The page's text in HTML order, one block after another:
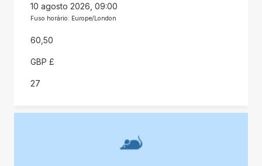
10 agosto 2026, 09:00
Fuso horário: Europe/London
60,50
GBP £
27